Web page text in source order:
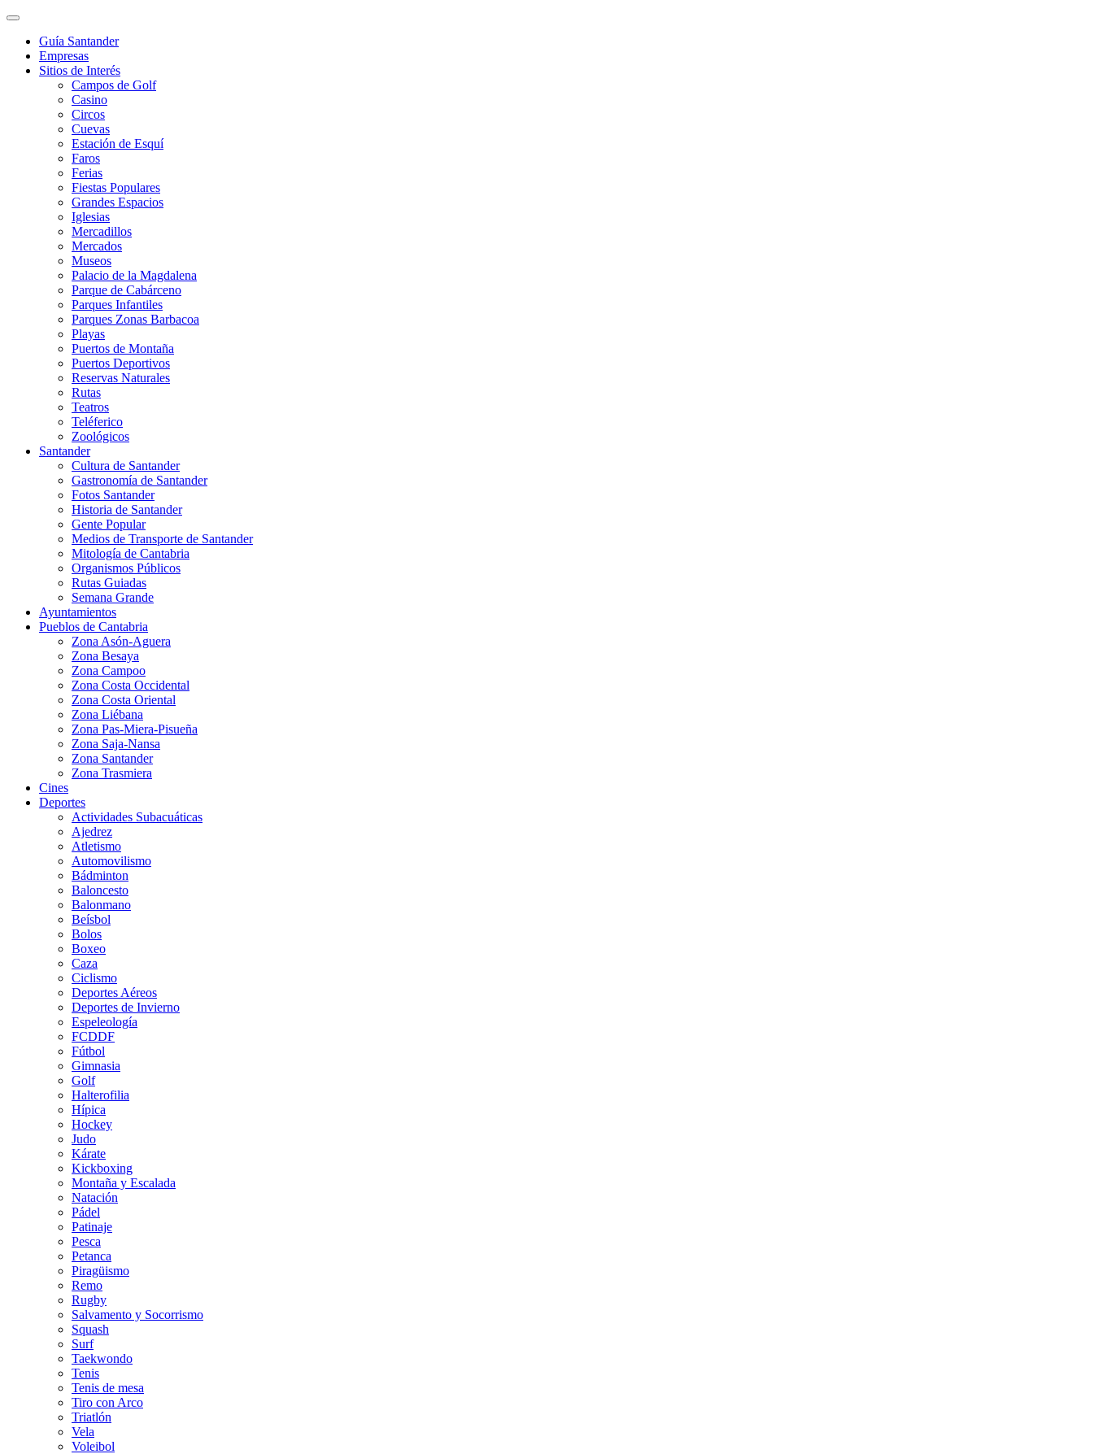
Guía Santander
Empresas
Sitios de Interés
Campos de Golf
Casino
Circos
Cuevas
Estación de Esquí
Faros
Ferias
Fiestas Populares
Grandes Espacios
Iglesias
Mercadillos
Mercados
Museos
Palacio de la Magdalena
Parque de Cabárceno
Parques Infantiles
Parques Zonas Barbacoa
Playas
Puertos de Montaña
Puertos Deportivos
Reservas Naturales
Rutas
Teatros
Teléferico
Zoológicos
Santander
Cultura de Santander
Gastronomía de Santander
Fotos Santander
Historia de Santander
Gente Popular
Medios de Transporte de Santander
Mitología de Cantabria
Organismos Públicos
Rutas Guiadas
Semana Grande
Ayuntamientos
Pueblos de Cantabria
Zona Asón-Aguera
Zona Besaya
Zona Campoo
Zona Costa Occidental
Zona Costa Oriental
Zona Liébana
Zona Pas-Miera-Pisueña
Zona Saja-Nansa
Zona Santander
Zona Trasmiera
Cines
Deportes
Actividades Subacuáticas
Ajedrez
Atletismo
Automovilismo
Bádminton
Baloncesto
Balonmano
Beísbol
Bolos
Boxeo
Caza
Ciclismo
Deportes Aéreos
Deportes de Invierno
Espeleología
FCDDF
Fútbol
Gimnasia
Golf
Halterofilia
Hípica
Hockey
Judo
Kárate
Kickboxing
Montaña y Escalada
Natación
Pádel
Patinaje
Pesca
Petanca
Piragüismo
Remo
Rugby
Salvamento y Socorrismo
Squash
Surf
Taekwondo
Tenis
Tenis de mesa
Tiro con Arco
Triatlón
Vela
Voleibol